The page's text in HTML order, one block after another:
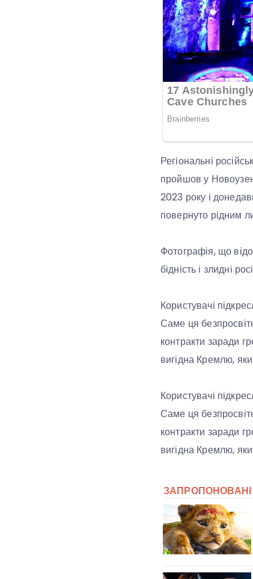
Регіональні
пройшов у
2023 року і
повернуто рідним
Фотографія, що
бідність і злидні
Користувачі
Саме ця
контракти заради
вигідна Кремлю,
Користувачі
Саме ця
контракти заради
вигідна Кремлю,